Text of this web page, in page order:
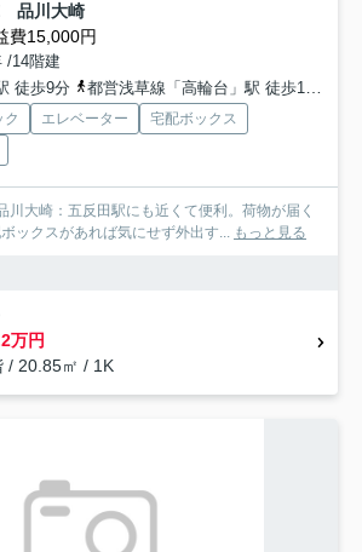
品川大崎
費15,000円
/14階建
徒歩9分
都営浅草線「高輪台」駅 徒歩11分
ク エレベーター
宅配ボックス
大崎：五反田駅にも近くて便利。荷物が届く
ックスがあれば気にせず外出す... もっと見る
万円
/ 20.85㎡ / 1K